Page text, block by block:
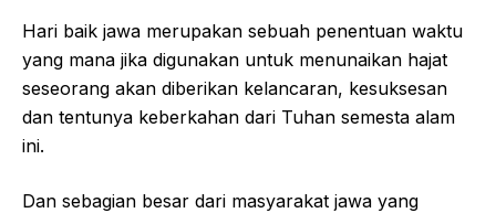
Hari baik jawa merupakan sebuah penentuan waktu
yang mana jika digunakan untuk menunaikan hajat
seseorang akan diberikan kelancaran, kesuksesan
dan tentunya keberkahan dari Tuhan semesta alam
ini.
Dan sebagian besar dari masyarakat jawa yang